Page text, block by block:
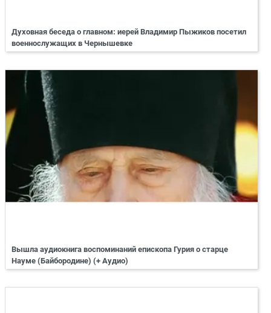
Духовная беседа о главном: иерей Владимир Пыжиков посетил
военнослужащих в Чернышевке
Вышла аудиокнига воспоминаний епископа Гурия о старце
Науме (Байбородине) (+ Аудио)